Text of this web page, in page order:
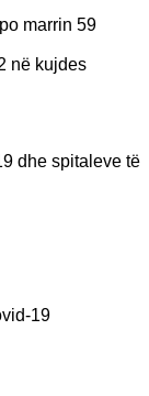
marrin 59
në kujdes
dhe spitaleve të
19